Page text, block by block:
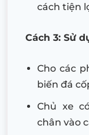
cách tiện
Cách 3: Sử
Cho các
biến đá
Chủ xe
chân vào